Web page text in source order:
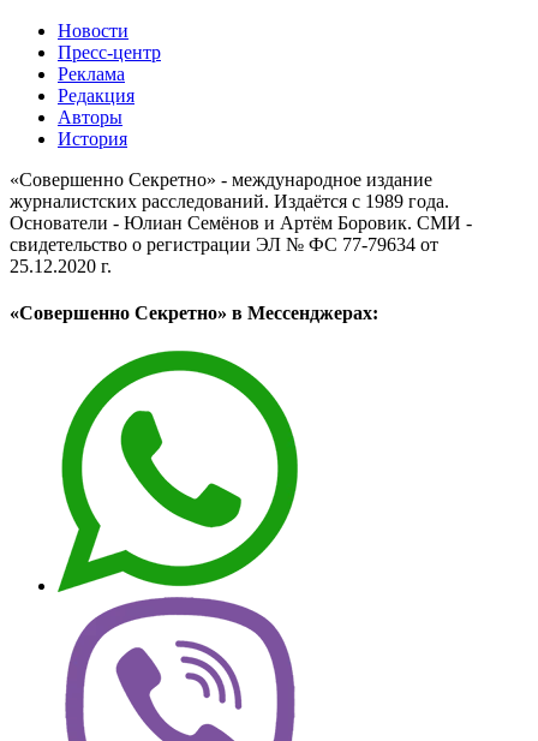
Новости
Пресс-центр
Реклама
Редакция
Авторы
История
«Совершенно Секретно» - международное издание
журналистских расследований. Издаётся с 1989 года.
Основатели - Юлиан Семёнов и Артём Боровик. CМИ -
свидетельство о регистрации ЭЛ № ФС 77-79634 от
25.12.2020 г.
«Совершенно Секретно» в Мессенджерах: